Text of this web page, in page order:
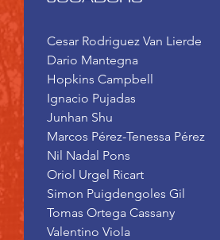
Cesar Rodriguez Van Lierde
Dario Mantegna
Hopkins Campbell
Ignacio Pujadas
Junhan Shu
Marcos Pérez-Tenessa Pérez
Nil Nadal Pons
Oriol Urgel Ricart
Simon Puigdengoles Gil
Tomas Ortega Cassany
Valentino Viola